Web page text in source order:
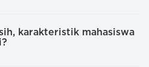
karakteristik mahasiswa